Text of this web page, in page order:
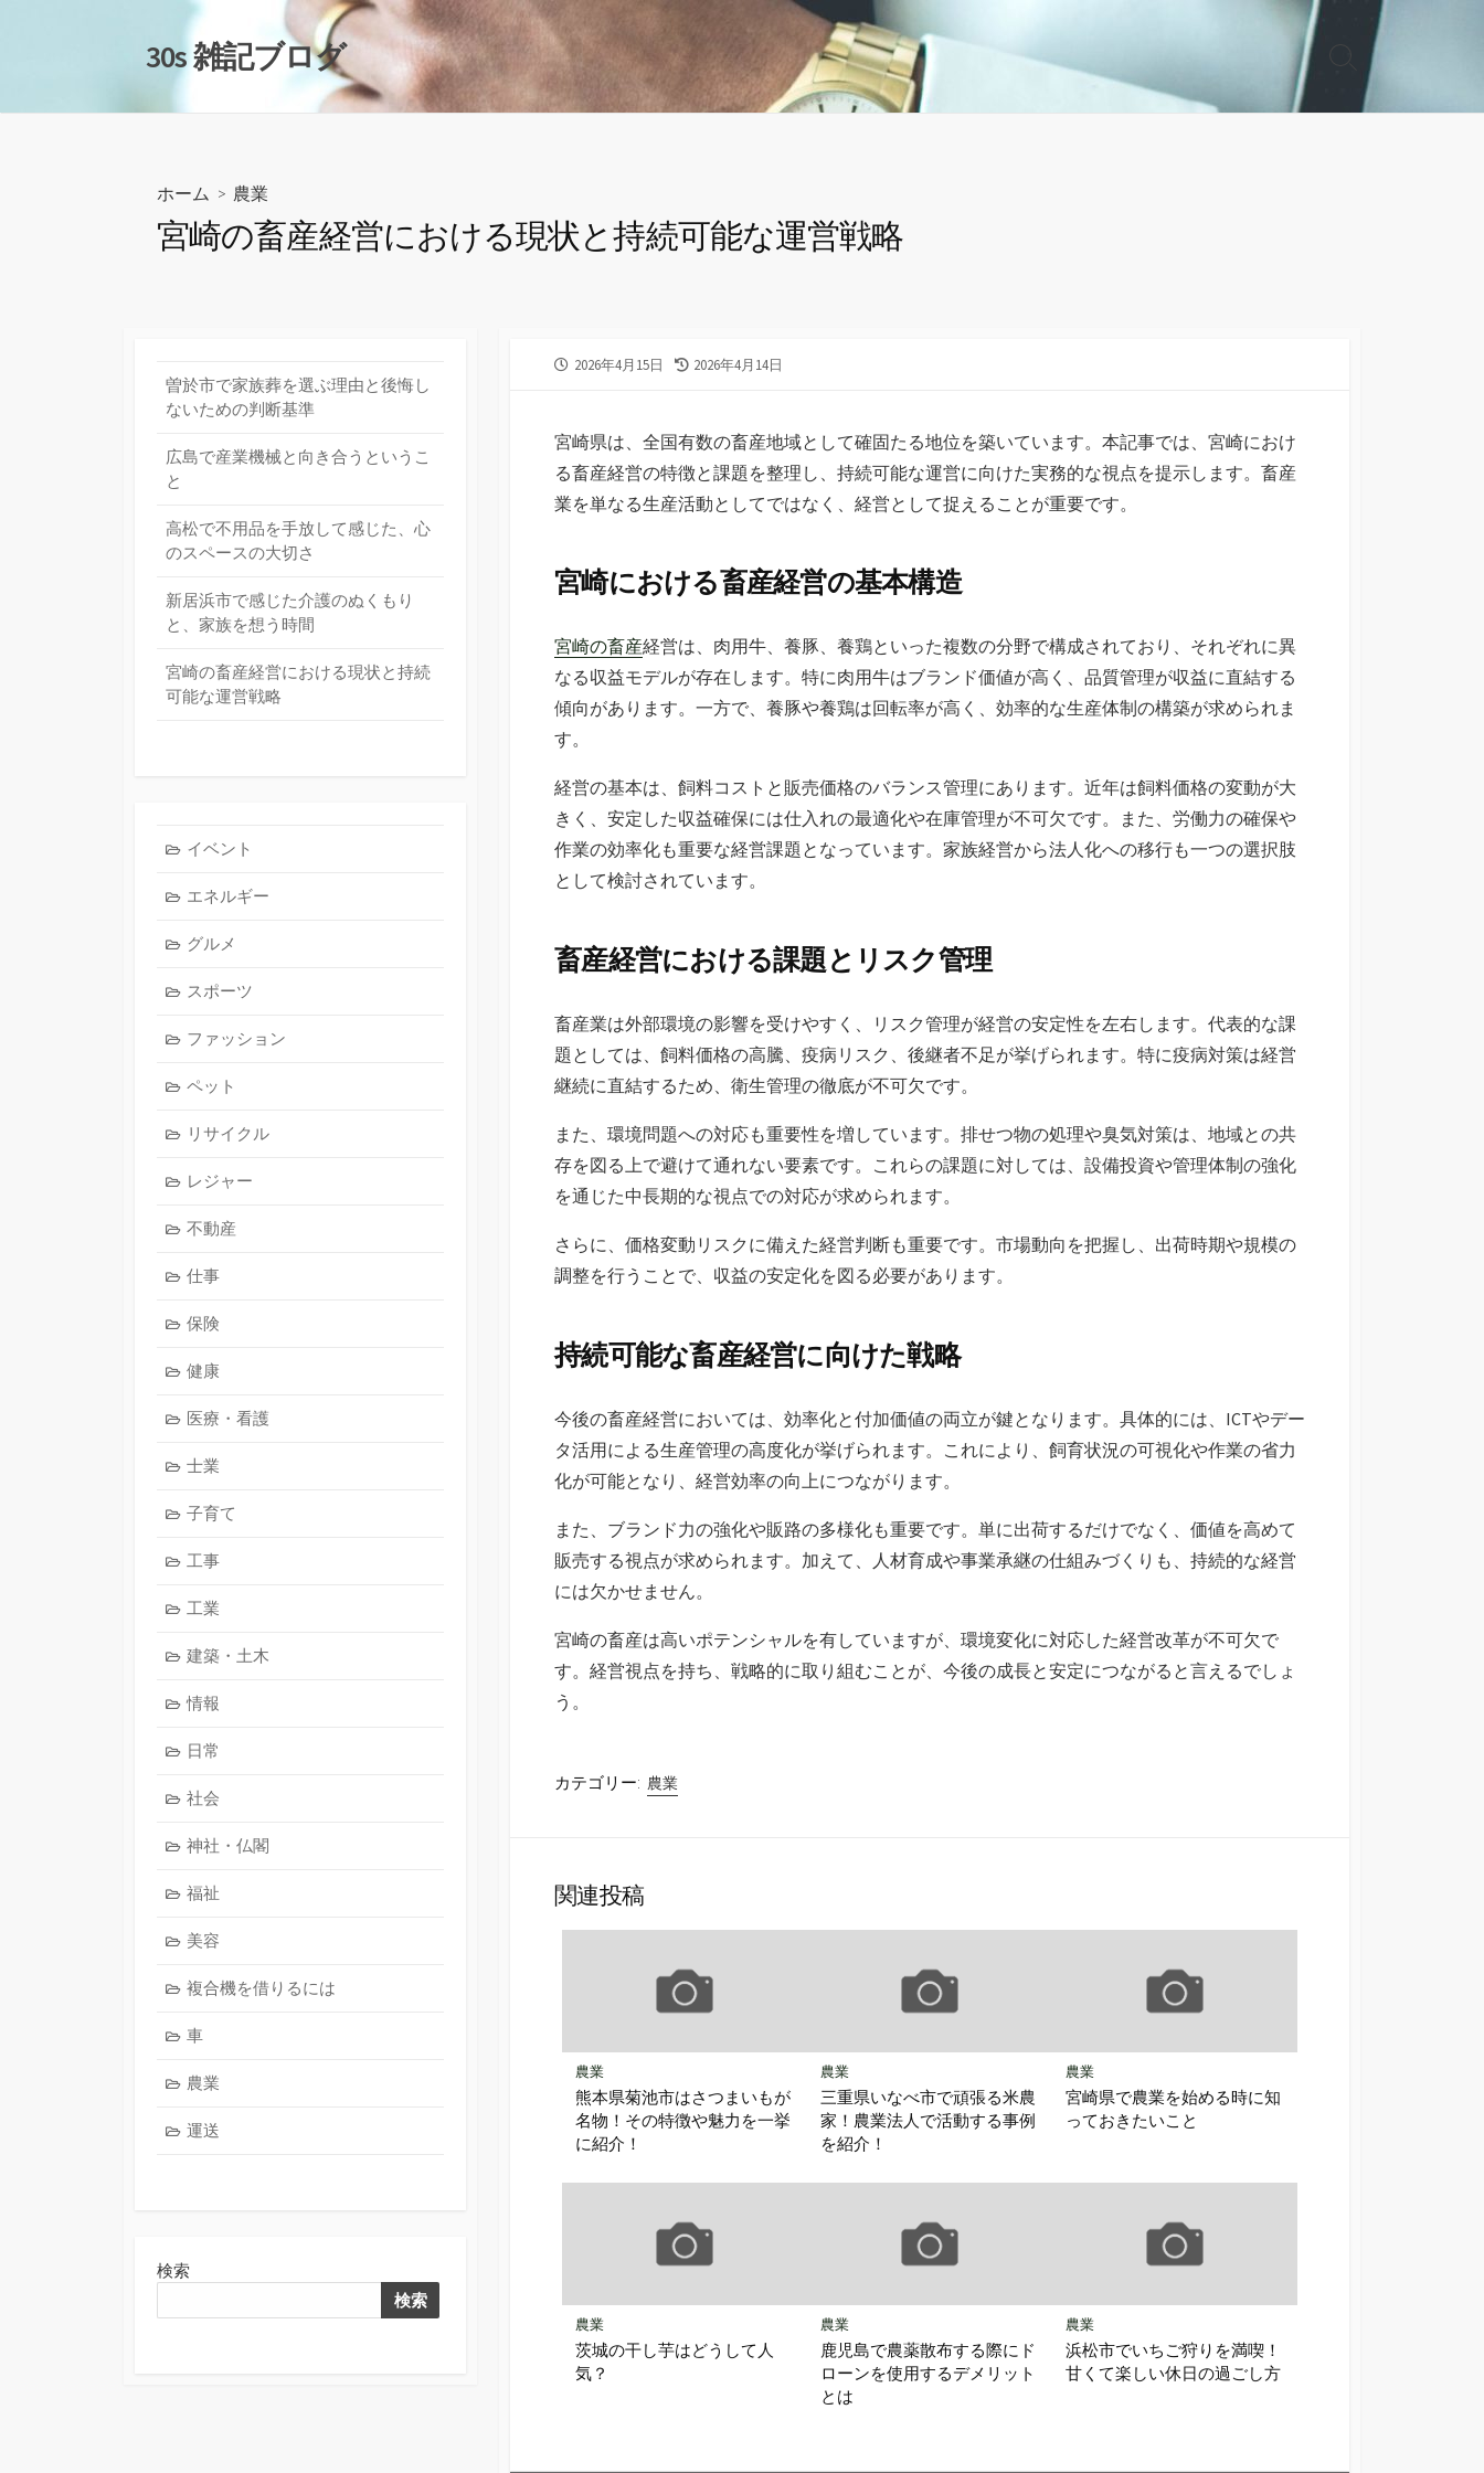
30s 雑記ブログ
切
ホーム > 農業
宮崎の畜産経営における現状と持続可能な運営戦略
公
2026年4月15日
最
日
2026年4月14日
宮崎県は、全国有数の畜産地域として確固たる地位を築いています。本記事では、宮崎におけ
る畜産経営の特徴と課題を整理し、持続可能な運営に向けた実務的な視点を提示します。畜産
業を単なる生産活動としてではなく、経営として捉えることが重要です。
宮崎における畜産経営の基本構造
宮崎の畜産経営は、肉用牛、養豚、養鶏といった複数の分野で構成されており、それぞれに異
なる収益モデルが存在します。特に肉用牛はブランド価値が高く、品質管理が収益に直結する
傾向があります。一方で、養豚や養鶏は回転率が高く、効率的な生産体制の構築が求められま
す。
経営の基本は、飼料コストと販売価格のバランス管理にあります。近年は飼料価格の変動が大
きく、安定した収益確保には仕入れの最適化や在庫管理が不可欠です。また、労働力の確保や
作業の効率化も重要な経営課題となっています。家族経営から法人化への移行も一つの選択肢
として検討されています。
畜産経営における課題とリスク管理
畜産業は外部環境の影響を受けやすく、リスク管理が経営の安定性を左右します。代表的な課
題としては、飼料価格の高騰、疫病リスク、後継者不足が挙げられます。特に疫病対策は経営
継続に直結するため、衛生管理の徹底が不可欠です。
また、環境問題への対応も重要性を増しています。排せつ物の処理や臭気対策は、地域との共
存を図る上で避けて通れない要素です。これらの課題に対しては、設備投資や管理体制の強化
を通じた中長期的な視点での対応が求められます。
さらに、価格変動リスクに備えた経営判断も重要です。市場動向を把握し、出荷時期や規模の
調整を行うことで、収益の安定化を図る必要があります。
持続可能な畜産経営に向けた戦略
今後の畜産経営においては、効率化と付加価値の両立が鍵となります。具体的には、ICTやデー
タ活用による生産管理の高度化が挙げられます。これにより、飼育状況の可視化や作業の省力
化が可能となり、経営効率の向上につながります。
また、ブランド力の強化や販路の多様化も重要です。単に出荷するだけでなく、価値を高めて
販売する視点が求められます。加えて、人材育成や事業承継の仕組みづくりも、持続的な経営
には欠かせません。
宮崎の畜産は高いポテンシャルを有していますが、環境変化に対応した経営改革が不可欠で
す。経営視点を持ち、戦略的に取り組むことが、今後の成長と安定につながると言えるでしょ
う。
カテゴリー: 農業
関連投稿
農業
熊本県菊池市はさつまいもが
名物！その特徴や魅力を一挙
に紹介！
農業
三重県いなべ市で頑張る米農
家！農業法人で活動する事例
を紹介！
農業
宮崎県で農業を始める時に知
っておきたいこと
農業
茨城の干し芋はどうして人
気？
農業
鹿児島で農薬散布する際にド
ローンを使用するデメリット
とは
農業
浜松市でいちご狩りを満喫！
甘くて楽しい休日の過ごし方
曽於市で家族葬を選ぶ理由と後悔し
ないための判断基準
広島で産業機械と向き合うというこ
と
高松で不用品を手放して感じた、心
のスペースの大切さ
新居浜市で感じた介護のぬくもり
と、家族を想う時間
宮崎の畜産経営における現状と持続
可能な運営戦略
イベント
エネルギー
グルメ
スポーツ
ファッション
ペット
リサイクル
レジャー
不動産
仕事
保険
健康
医療・看護
士業
子育て
工事
工業
建築・土木
情報
日常
社会
神社・仏閣
福祉
美容
複合機を借りるには
車
農業
運送
検索
検索